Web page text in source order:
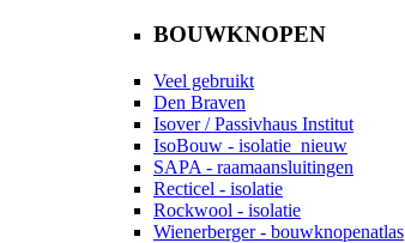
BOUWKNOPEN
Veel gebruikt
Den Braven
Isover / Passivhaus Institut
IsoBouw - isolatie nieuw
SAPA - raamaansluitingen
Recticel - isolatie
Rockwool - isolatie
Wienerberger - bouwknopenatlas